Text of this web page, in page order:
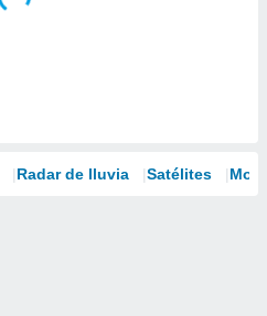
Radar de lluvia Satélites